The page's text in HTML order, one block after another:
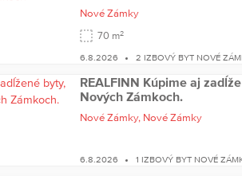
Nové Zámky
70 m2
6.8.2026 2 IZBOVÝ BYT NOVÉ
REALFINN Kúpime aj
Nových Zámkoch.
Nové Zámky, Nové Zámky
6.8.2026 1 IZBOVÝ BYT NOVÉ